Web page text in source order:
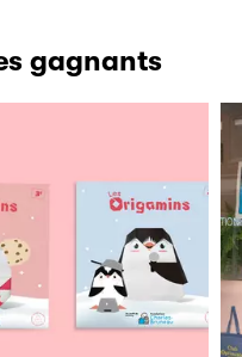
gagnants